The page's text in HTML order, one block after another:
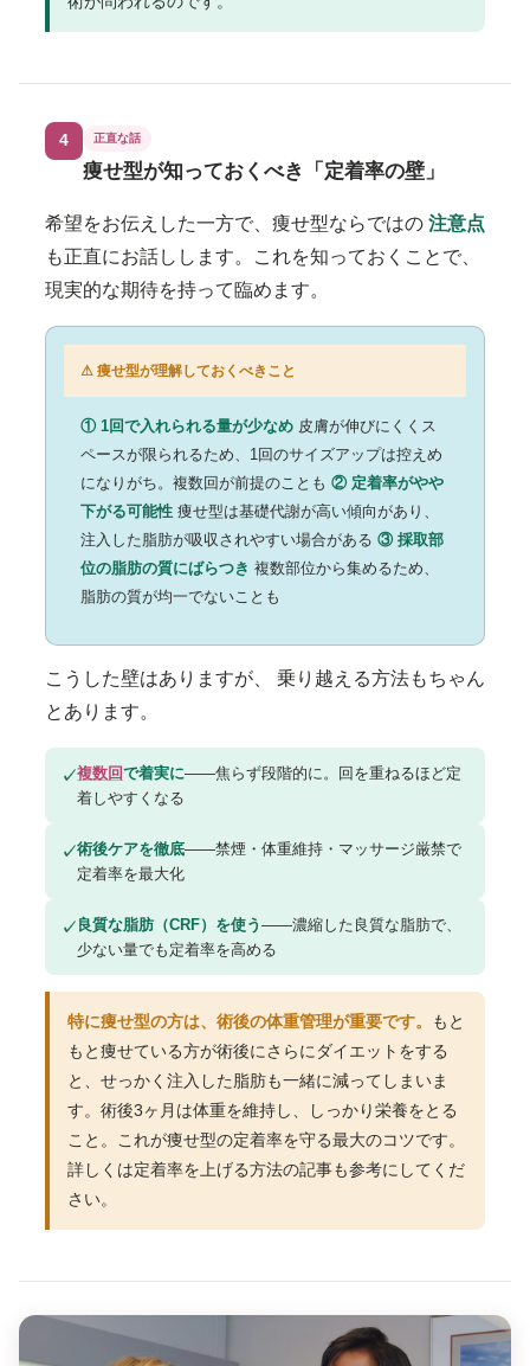
4 正直な話
痩せ型が知っておくべき「定着率の壁」
希望をお伝えした一方で、痩せ型ならではの 注意点
も正直にお話しします。これを知っておくことで、
現実的な期待を持って臨めます。
⚠ 痩せ型が理解しておくべきこと
① 1回で入れられる量が少なめ 皮膚が伸びにくくス
ペースが限られるため、1回のサイズアップは控えめ
になりがち。複数回が前提のことも ② 定着率がやや
下がる可能性 痩せ型は基礎代謝が高い傾向があり、
注入した脂肪が吸収されやすい場合がある ③ 採取部
位の脂肪の質にばらつき 複数部位から集めるため、
脂肪の質が均一でないことも
こうした壁はありますが、 乗り越える方法もちゃん
とあります。
✓複数回で着実に——焦らず段階的に。回を重ねるほど定
着しやすくなる
✓術後ケアを徹底——禁煙・体重維持・マッサージ厳禁で
定着率を最大化
✓ 良質な脂肪（CRF）を使う ——濃縮した良質な脂肪で、
少ない量でも定着率を高める
特に痩せ型の方は、術後の体重管理が重要です。
もと
もと痩せている方が術後にさらにダイエットをする
と、せっかく注入した脂肪も一緒に減ってしまいま
す。術後3ヶ月は体重を維持し、しっかり栄養をとる
こと。これが痩せ型の定着率を守る最大のコツです。
詳しくは定着率を上げる方法の記事も参考にしてくだ
さい。